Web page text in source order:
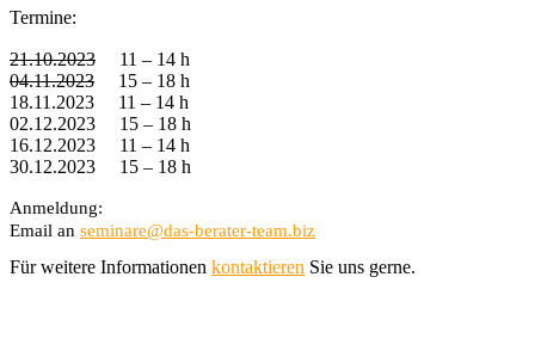
Termine:
21.10.2023
11 – 14 h
04.11.2023
15 – 18 h
18.11.2023 11 – 14 h
02.12.2023 15 – 18 h
16.12.2023 11 – 14 h
30.12.2023 15 – 18 h
Anmeldung:
Email an seminare@das-berater-team.biz
Für weitere Informationen kontaktieren Sie uns gerne.